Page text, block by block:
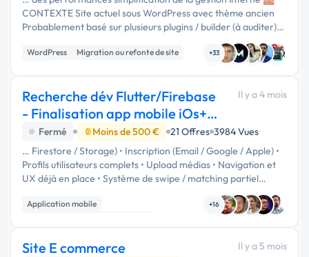
CONTEXTE Site actuel sous WordPress avec thème ancien
Probablement basé sur plusieurs plugins / builder (à auditer)
Site média (articles, événements, contenus éditoriaux) 👉
Objectif : …
WordPress
Migration ou refonte de site
+33
Recherche dév Flutter/Firebase
- Finalisation app mobile iOs+
Android
Il y a 4 mois
Fermé Moins de 500 € 21 Offres 3984 Vues
… Firestore / Storage) • Inscription (Email / Google / Apple) •
Profils utilisateurs complets • Upload médias • Navigation et
UX déjà en place • Système de swipe / matching partiel
existant 👉 L’application compile et fonctionne déjà. ⸻
🎯 …
Application mobile
+16
Site E commerce
Il y a 5 mois